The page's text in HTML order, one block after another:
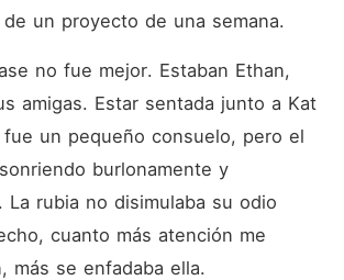
un proyecto de una semana.
no fue mejor. Estaban Ethan,
amigas. Estar sentada junto a Kat
un pequeño consuelo, pero el
burlonamente y
La rubia no disimulaba su odio
cuanto más atención me
más se enfadaba ella.